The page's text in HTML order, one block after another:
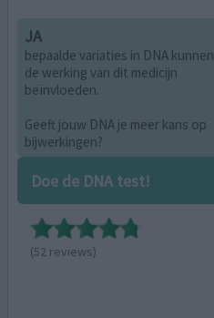
JA
bepaalde variaties in DNA kunnen
de werking van dit medicijn
beïnvloeden.
Geeft jouw DNA je meer kans op
bijwerkingen?
Doe de DNA test!
(52 reviews)